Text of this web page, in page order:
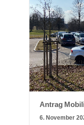
Antrag
6. November